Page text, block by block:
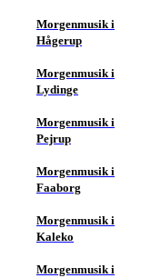
Morgenmusik i
Hågerup
Morgenmusik i
Lydinge
Morgenmusik i
Pejrup
Morgenmusik i
Faaborg
Morgenmusik i
Kaleko
Morgenmusik i